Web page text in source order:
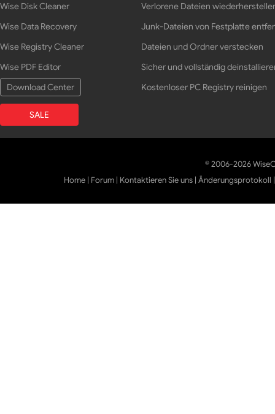
Wise Disk Cleaner
Wise Data Recovery
Wise Registry Cleaner
Wise PDF Editor
Download Center
SALE
Verlorene Dateien
Junk-Dateien von Festplatte
Dateien und Ordner verstecken
Sicher und vollständig
Kostenloser PC Registry reinigen
© 2006-2026
Home | Forum | Kontaktieren Sie uns |Änderungsprotokoll